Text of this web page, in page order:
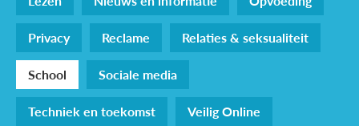
Privacy
Reclame
Relaties & seksualiteit
School
Sociale media
Techniek en toekomst
Veilig Online